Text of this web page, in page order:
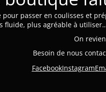
pour passer en coulisses et
fluide, plus agréable à
On
Besoin de nous
FacebookInstagram